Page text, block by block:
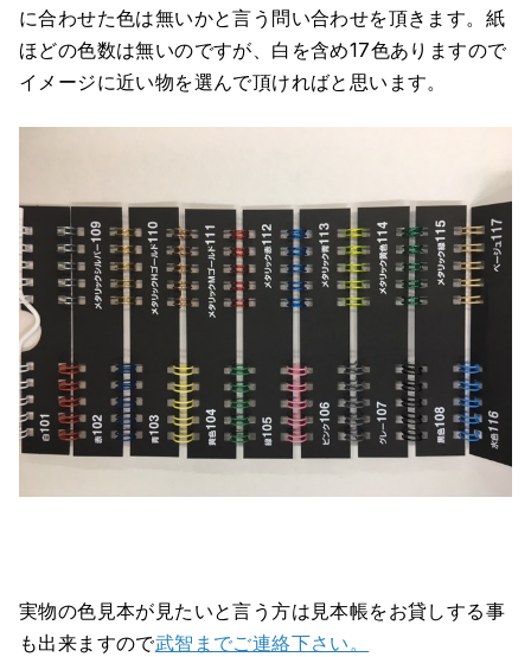
に合わせた色は無いかと言う問い合わせを頂きます。紙
ほどの色数は無いのですが、白を含め17色ありますので
イメージに近い物を選んで頂ければと思います。
実物の色見本が見たいと言う方は見本帳をお貸しする事
も出来ますので武智までご連絡下さい。